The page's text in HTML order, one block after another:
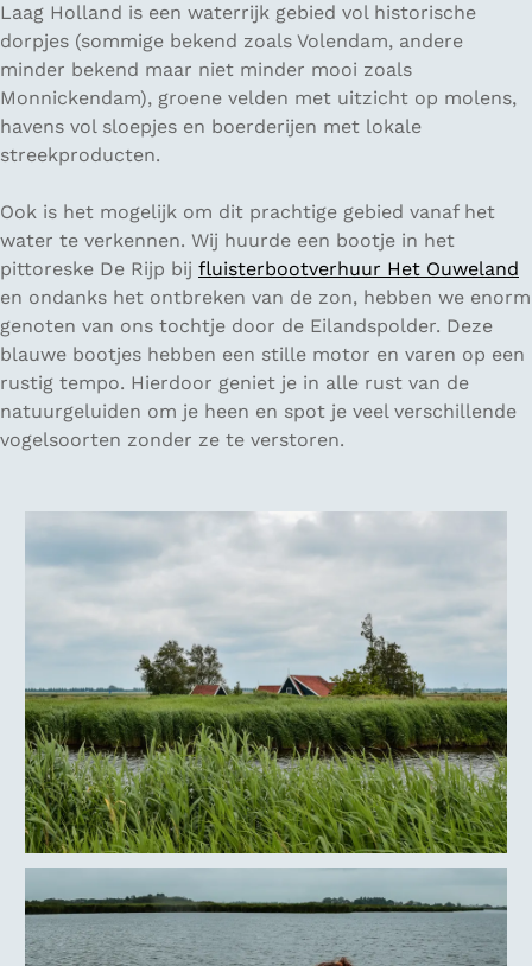
Laag Holland is een waterrijk gebied vol historische
dorpjes (sommige bekend zoals Volendam, andere
minder bekend maar niet minder mooi zoals
Monnickendam), groene velden met uitzicht op molens,
havens vol sloepjes en boerderijen met lokale
streekproducten.
Ook is het mogelijk om dit prachtige gebied vanaf het
water te verkennen. Wij huurde een bootje in het
pittoreske De Rijp bij fluisterbootverhuur Het Ouweland
en ondanks het ontbreken van de zon, hebben we enorm
genoten van ons tochtje door de Eilandspolder. Deze
blauwe bootjes hebben een stille motor en varen op een
rustig tempo. Hierdoor geniet je in alle rust van de
natuurgeluiden om je heen en spot je veel verschillende
vogelsoorten zonder ze te verstoren.